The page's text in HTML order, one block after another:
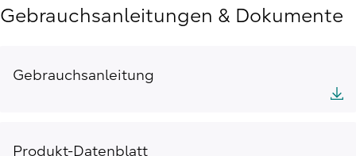
Gebrauchsanleitungen & Dokumente
Gebrauchsanleitung
Produkt-Datenblatt